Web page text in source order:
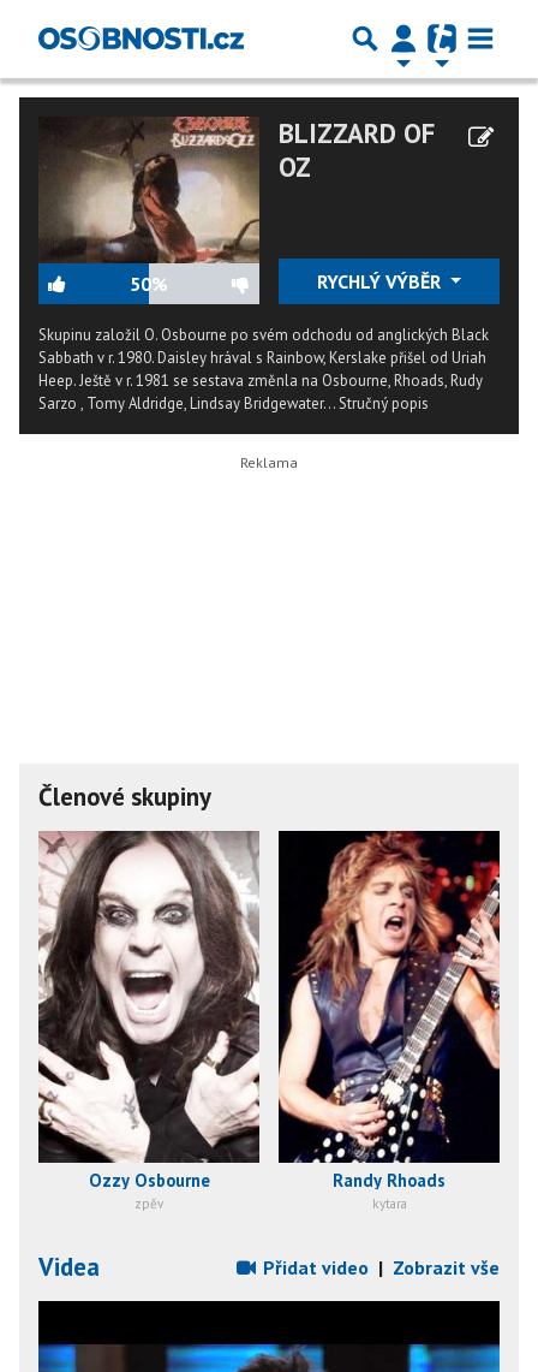
50%
BLIZZARD OF
OZ
RYCHLÝ VÝBĚR
Skupinu založil O. Osbourne po svém odchodu od anglických Black
Sabbath v r. 1980. Daisley hrával s Rainbow, Kerslake přišel od Uriah
Heep. Ještě v r. 1981 se sestava změnla na Osbourne, Rhoads, Rudy
Sarzo , Tomy Aldridge, Lindsay Bridgewater...Stručný popis
Členové skupiny
Ozzy Osbourne
zpěv
Randy Rhoads
kytara
Videa Přidat video | Zobrazit vše